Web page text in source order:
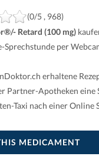
(0/5 , 968)
Retard (100 mg)
Sprechstunde per
erhaltene
Partner-Apotheken eine
Taxi nach einer Online
MEDICAMENT